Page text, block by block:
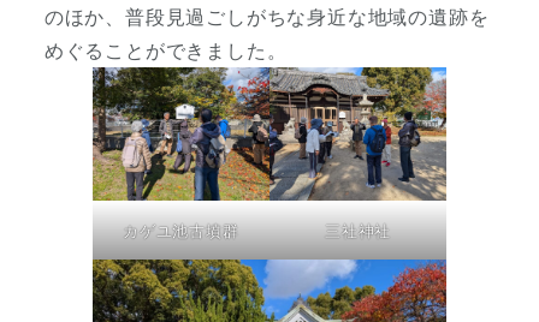
のほか、普段見過ごしがちな身近な地域の遺跡を
めぐることができました。
カゲユ池古墳群 三社神社